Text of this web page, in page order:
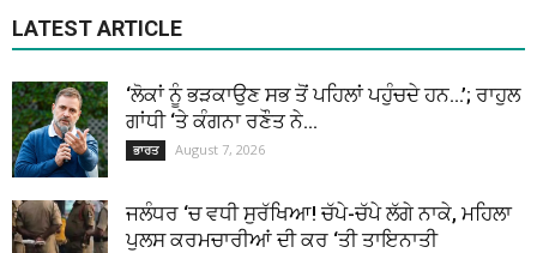
LATEST ARTICLE
‘ਲੋਕਾਂ ਨੂੰ ਭੜਕਾਉਣ ਸਭ ਤੋਂ ਪਹਿਲਾਂ ਪਹੁੰਚਦੇ ਹਨ…’; ਰਾਹੁਲ
ਗਾਂਧੀ ‘ਤੇ ਕੰਗਨਾ ਰਣੌਤ ਨੇ...
ਭਾਰਤ August 7, 2026
ਜਲੰਧਰ ‘ਚ ਵਧੀ ਸੁਰੱਖਿਆ! ਚੱਪੇ-ਚੱਪੇ ਲੱਗੇ ਨਾਕੇ, ਮਹਿਲਾ
ਪੁਲਸ ਕਰਮਚਾਰੀਆਂ ਦੀ ਕਰ ‘ਤੀ ਤਾਇਨਾਤੀ